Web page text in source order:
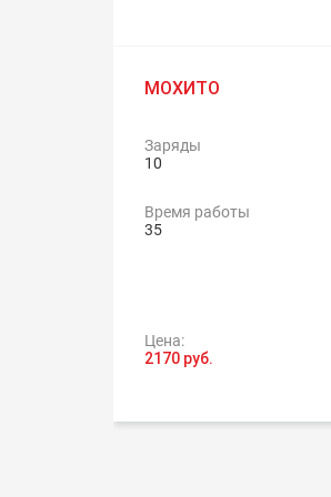
МОХИТО
Заряды
10
Время работы
35
Цена:
2170 руб.